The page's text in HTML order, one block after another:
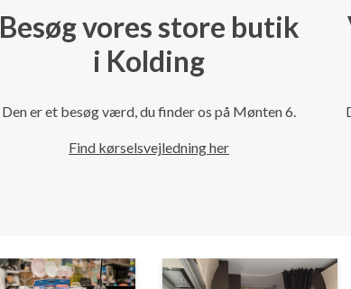
Besøg vores store butik
i Kolding
Den er et besøg værd, du finder os på Mønten 6.
Find kørselsvejledning her